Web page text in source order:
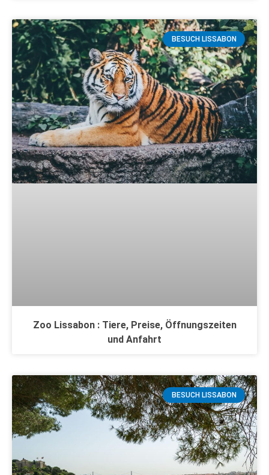
BESUCH LISSABON
Zoo Lissabon : Tiere, Preise, Öffnungszeiten
und Anfahrt
BESUCH LISSABON